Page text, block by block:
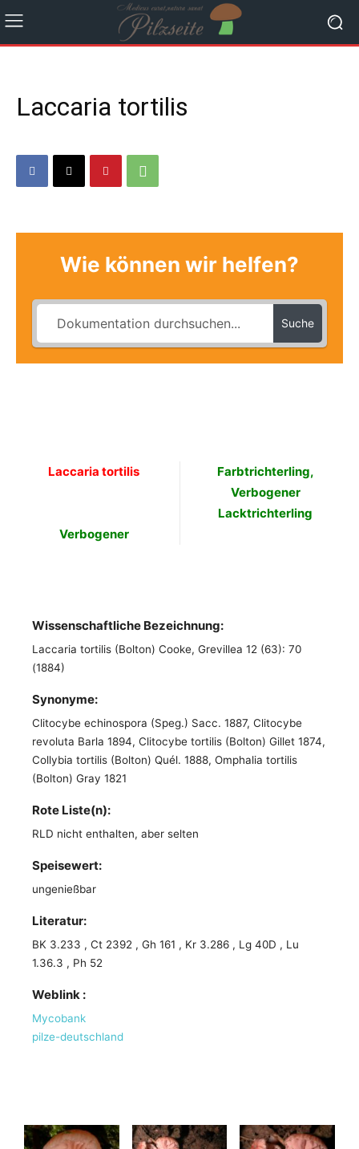
Laccaria tortilis
Wie können wir helfen?
Suche
Laccaria tortilis
Verbogener
Farbtrichterling,
Verbogener
Lacktrichterling
Wissenschaftliche Bezeichnung:
Laccaria tortilis (Bolton) Cooke, Grevillea 12 (63): 70
(1884)
Synonyme:
Clitocybe echinospora (Speg.) Sacc. 1887, Clitocybe
revoluta Barla 1894, Clitocybe tortilis (Bolton) Gillet 1874,
Collybia tortilis (Bolton) Quél. 1888, Omphalia tortilis
(Bolton) Gray 1821
Rote Liste(n):
RLD nicht enthalten, aber selten
Speisewert:
ungenießbar
Literatur:
BK 3.233 , Ct 2392 , Gh 161 , Kr 3.286 , Lg 40D , Lu
1.36.3 , Ph 52
Weblink :
Mycobank
pilze-deutschland